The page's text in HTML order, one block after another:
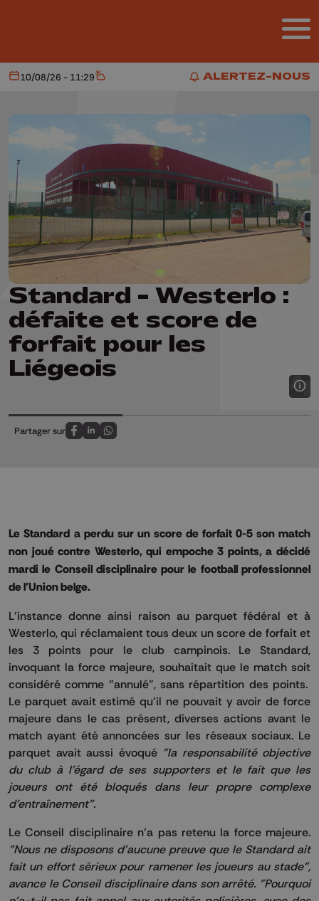
ALERTEZ-NOUS
ALERTEZ-NOUS
Aujourd'hui
10/08/26 - 11:29 Météo
Standard - Westerlo :
défaite et score de
forfait pour les
Liégeois
Partager sur
Partagez sur FaceBook
Partagez sur LinkedIn
Partagez sur Whatsapp
Le Standard a perdu sur un score de forfait 0-5 son match
non joué contre Westerlo, qui empoche 3 points, a décidé
mardi le Conseil disciplinaire pour le football professionnel
de l'Union belge.
L'instance donne ainsi raison au parquet fédéral et à
Westerlo, qui réclamaient tous deux un score de forfait et
les 3 points pour le club campinois. Le Standard,
invoquant la force majeure, souhaitait que le match soit
considéré comme "annulé", sans répartition des points.
Le parquet avait estimé qu'il ne pouvait y avoir de force
majeure dans le cas présent, diverses actions avant le
match ayant été annoncées sur les réseaux sociaux. Le
parquet avait aussi évoqué "la responsabilité objective
du club à l'égard de ses supporters et le fait que les
joueurs ont été bloqués dans leur propre complexe
d'entraînement".
Le Conseil disciplinaire n'a pas retenu la force majeure.
"Nous ne disposons d'aucune preuve que le Standard ait
fait un effort sérieux pour ramener les joueurs au stade",
avance le Conseil disciplinaire dans son arrêté. "Pourquoi